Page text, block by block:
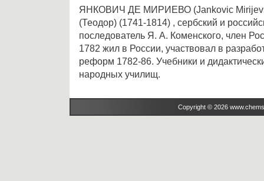
ЯНКОВИЧ ДЕ МИРИЕВО (Jankovic
(Теодор) (1741-1814) , сербский и
последователь Я. А. Коменского, член
1782 жил в России, участвовал в
реформ 1782-86. Учебники и
народных училищ.
Copyright © 2026